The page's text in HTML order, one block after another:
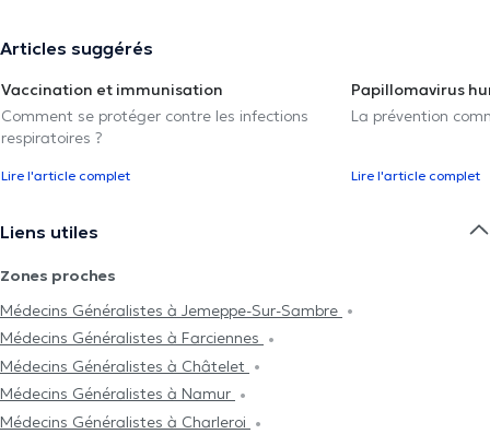
Articles suggérés
Vaccination et immunisation
Comment se protéger contre les infections
respiratoires ?
Lire l'article complet
Papillomavirus
La prévention
Lire l'article complet
Liens utiles
Zones proches
Médecins Généralistes à Jemeppe-Sur-Sambre
Médecins Généralistes à Farciennes
Médecins Généralistes à Châtelet
Médecins Généralistes à Namur
Médecins Généralistes à Charleroi